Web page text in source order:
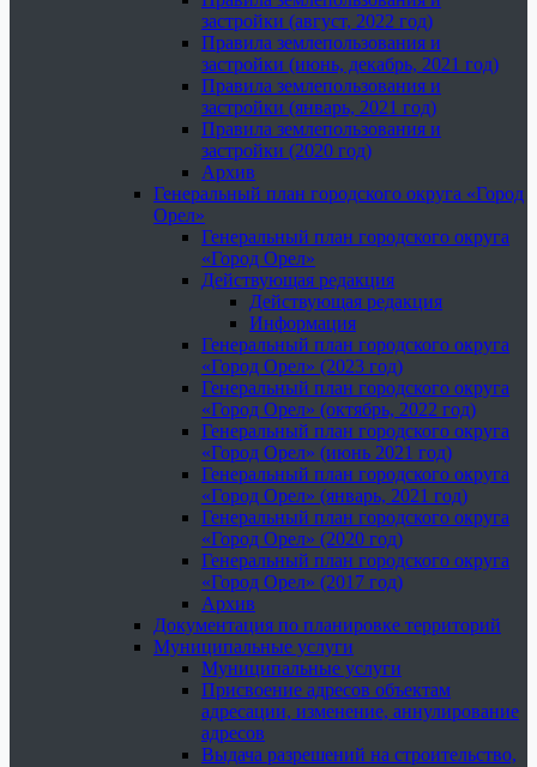
застройки (август, 2022 год)
Правила землепользования и
застройки (июнь, декабрь, 2021 год)
Правила землепользования и
застройки (январь, 2021 год)
Правила землепользования и
застройки (2020 год)
Архив
Генеральный план городского округа «Город
Орел»
Генеральный план городского округа
«Город Орел»
Действующая редакция
Действующая редакция
Информация
Генеральный план городского округа
«Город Орел» (2023 год)
Генеральный план городского округа
«Город Орел» (октябрь, 2022 год)
Генеральный план городского округа
«Город Орел» (июнь 2021 год)
Генеральный план городского округа
«Город Орел» (январь, 2021 год)
Генеральный план городского округа
«Город Орел» (2020 год)
Генеральный план городского округа
«Город Орел» (2017 год)
Архив
Документация по планировке территорий
Муниципальные услуги
Муниципальные услуги
Присвоение адресов объектам
адресации, изменение, аннулирование
адресов
Выдача разрешений на строительство,